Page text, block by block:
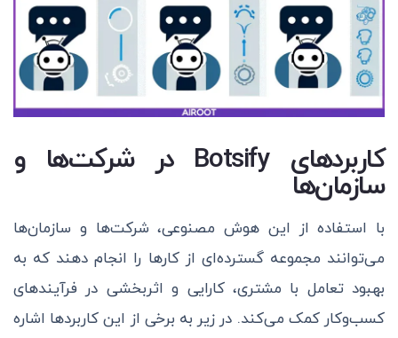
کاربردهای Botsify در شرکت‌ها و
سازمان‌ها
با استفاده از این هوش مصنوعی، شرکت‌ها و سازمان‌ها
می‌توانند مجموعه گسترده‌ای از کارها را انجام دهند که به
بهبود تعامل با مشتری، کارایی و اثربخشی در فرآیندهای
کسب‌وکار کمک می‌کند. در زیر به برخی از این کاربردها اشاره